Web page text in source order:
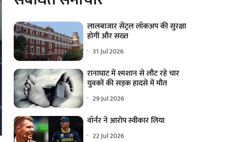
लालबाजार सेंट्रल लॉकअप की सुरक्षा
होगी और सख्त
31 Jul 2026
रानाघाट में श्मशान से लौट रहे चार
युवकों की सड़क हादसे में मौत
29 Jul 2026
वॉर्नर ने आरोप स्वीकार लिया
22 Jul 2026